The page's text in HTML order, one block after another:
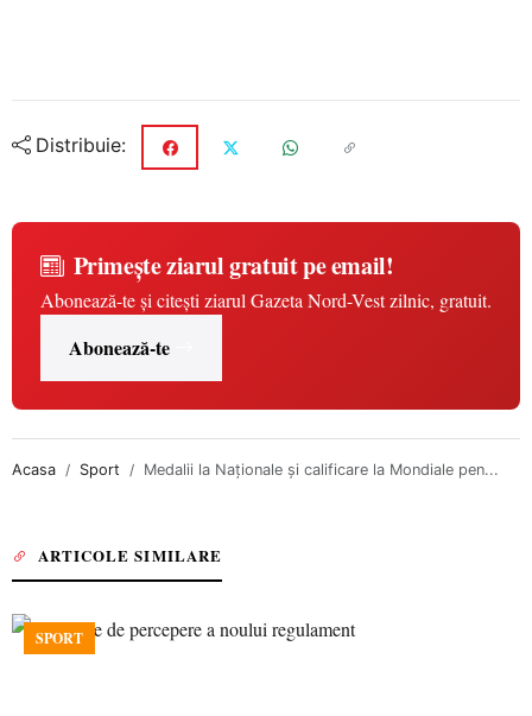
Distribuie:
Primește ziarul gratuit pe email!
Abonează-te și citești ziarul Gazeta Nord-Vest zilnic, gratuit.
Abonează-te
Acasa Sport Medalii la Naționale și calificare la Mondiale pen...
ARTICOLE SIMILARE
SPORT